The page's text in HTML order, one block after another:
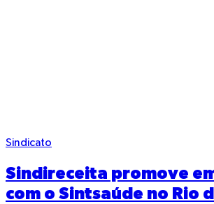
Sindicato
Sindireceita promove
com o Sintsaúde no Rio